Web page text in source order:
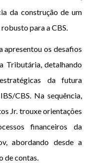
da construção de um
para a CBS.
apresentou os desafios
Tributária, detalhando
da futura
CBS. Na sequência,
Jr. trouxe orientações
financeiros da
abordando desde a
de contas.